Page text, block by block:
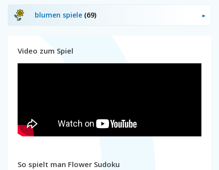
blumen spiele (69)
Video zum Spiel
So spielt man Flower Sudoku